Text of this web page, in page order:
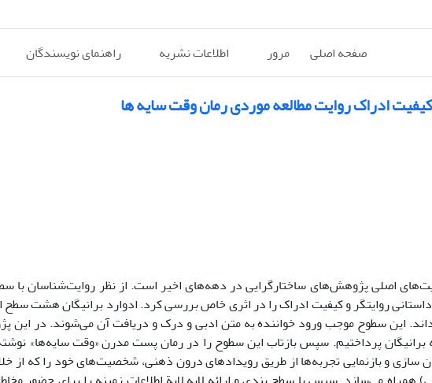
صفحه اصلی مرور اطلاعات نشریه راهنمای نویسندگان
ادراک روایت مطالعه موردی رمان وقت سایه ها
اصلی پژوهش‌های ساختارگرایی در دهه‌های اخیر است. از نظر روایت‌شناسان با
روایتگر و کیفیت ادراک را در اثری خاص بررسی کرد. ادوارد برانیگان هشت
این سطوح موجب ورود خواننده به متن ادبی و درک و دریافت آن می‌شوند. در این
پرداختیم. سپس بازتاب این سطوح را در رمان پست مدرن «وقت سایه‌ها»
سازی و بازنمایی تجربه‌ها از طریق رویدادهای درون ذهنی، شخصیت‌های خود را که از